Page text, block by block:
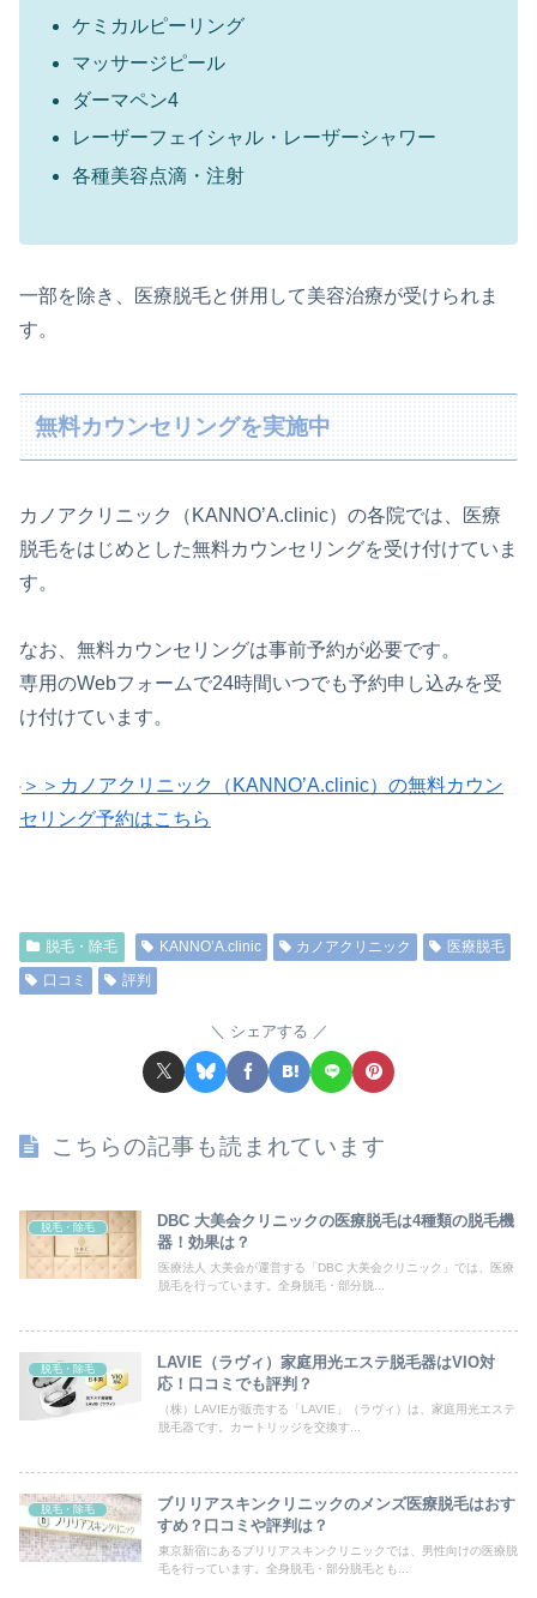
ケミカルピーリング
マッサージピール
ダーマペン4
レーザーフェイシャル・レーザーシャワー
各種美容点滴・注射
一部を除き、医療脱毛と併用して美容治療が受けられま
す。
無料カウンセリングを実施中
カノアクリニック（KANNO’A.clinic）の各院では、医療
脱毛をはじめとした無料カウンセリングを受け付けていま
す。
なお、無料カウンセリングは事前予約が必要です。
専用のWebフォームで24時間いつでも予約申し込みを受
け付けています。
＞＞カノアクリニック（KANNO’A.clinic）の無料カウン
セリング予約はこちら
脱毛・除毛 KANNO’A.clinic カノアクリニック
医療脱毛
口コミ
評判
シェアする
こちらの記事も読まれています
脱毛・除毛
DBC 大美会クリニックの医療脱毛は4種類の脱毛機
器！効果は？
医療法人 大美会が運営する「DBC 大美会クリニック」では、医療
脱毛を行っています。全身脱毛・部分脱...
脱毛・除毛
LAVIE（ラヴィ）家庭用光エステ脱毛器はVIO対
応！口コミでも評判？
（株）LAVIEが販売する「LAVIE」（ラヴィ）は、家庭用光エステ
脱毛器です。カートリッジを交換す...
脱毛・除毛
ブリリアスキンクリニックのメンズ医療脱毛はおす
すめ？口コミや評判は？
東京新宿にあるブリリアスキンクリニックでは、男性向けの医療脱
毛を行っています。全身脱毛・部分脱毛とも...